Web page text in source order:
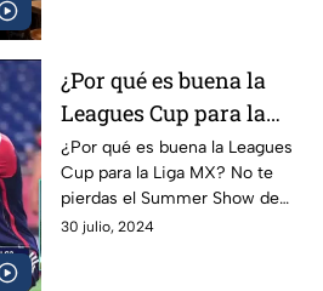
¿Por qué es buena la
Leagues Cup para la
Liga BBVA MX? |
Summer Show
¿Por qué es buena la Leagues
Cup para la Liga MX? No te
pierdas el Summer Show de
lunes a viernes a las 22:30
30 julio, 2024